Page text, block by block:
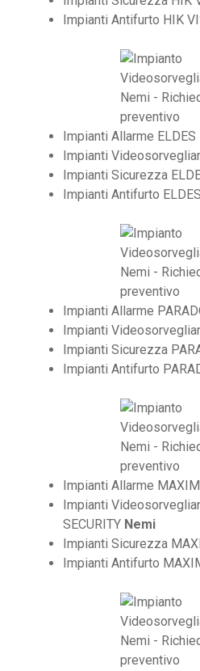
Impianti Antifurto HIK
Impianti Allarme ELDES
Impianti
Impianti Sicurezza
Impianti Antifurto ELDES
Impianti Allarme
Impianti
Impianti Sicurezza
Impianti Antifurto
Impianti Allarme
Impianti
SECURITY Nemi
Impianti Sicurezza
Impianti Antifurto